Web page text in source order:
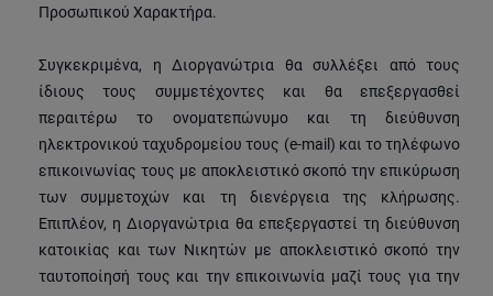
Προσωπικού Χαρακτήρα.
Συγκεκριμένα, η Διοργανώτρια θα συλλέξει από τους
ίδιους τους συμμετέχοντες και θα επεξεργασθεί
περαιτέρω το ονοματεπώνυμο και τη διεύθυνση
ηλεκτρονικού ταχυδρομείου τους (e-mail) και το τηλέφωνο
επικοινωνίας τους με αποκλειστικό σκοπό την επικύρωση
των συμμετοχών και τη διενέργεια της κλήρωσης.
Επιπλέον, η Διοργανώτρια θα επεξεργαστεί τη διεύθυνση
κατοικίας και των Νικητών με αποκλειστικό σκοπό την
ταυτοποίησή τους και την επικοινωνία μαζί τους για την